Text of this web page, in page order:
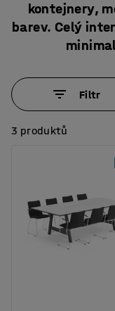
kontejnery,
barev. Celý
Filtr
3 produktů